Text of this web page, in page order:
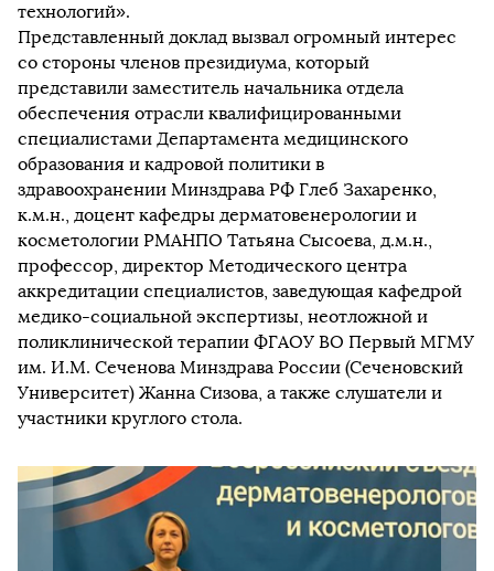
технологий».
Представленный доклад вызвал огромный интерес
со стороны членов президиума, который
представили заместитель начальника отдела
обеспечения отрасли квалифицированными
специалистами Департамента медицинского
образования и кадровой политики в
здравоохранении Минздрава РФ Глеб Захаренко,
к.м.н., доцент кафедры дерматовенерологии и
косметологии РМАНПО Татьяна Сысоева, д.м.н.,
профессор, директор Методического центра
аккредитации специалистов, заведующая кафедрой
медико-социальной экспертизы, неотложной и
поликлинической терапии ФГАОУ ВО Первый МГМУ
им. И.М. Сеченова Минздрава России (Сеченовский
Университет) Жанна Сизова, а также слушатели и
участники круглого стола.